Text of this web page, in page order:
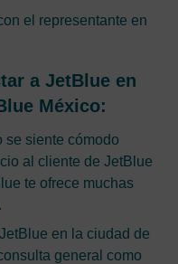
el representante en
a JetBlue en
México:
se siente cómodo
al cliente de JetBlue
te ofrece muchas
en la ciudad de
general como